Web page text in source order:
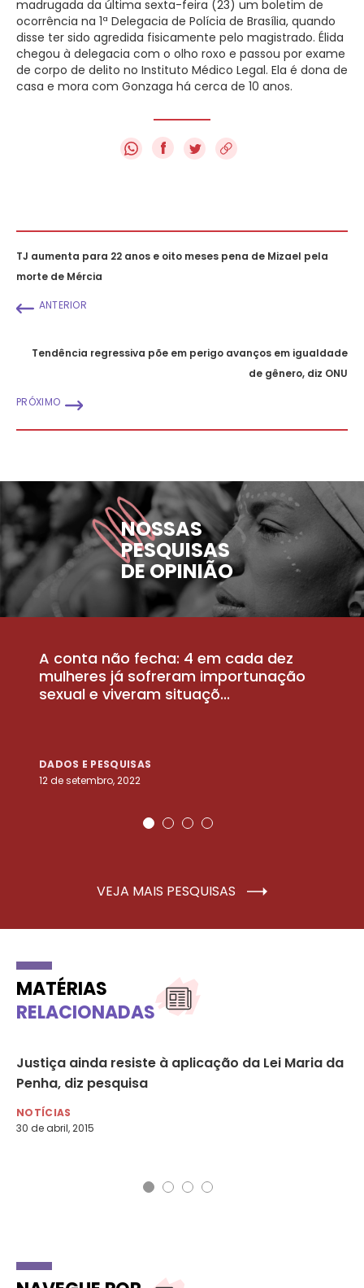
madrugada da última sexta-feira (23) um boletim de
ocorrência na 1ª Delegacia de Polícia de Brasília, quando
disse ter sido agredida fisicamente pelo magistrado. Élida
chegou à delegacia com o olho roxo e passou por exame
de corpo de delito no Instituto Médico Legal. Ela é dona de
casa e mora com Gonzaga há cerca de 10 anos.
f
TJ aumenta para 22 anos e oito meses pena de Mizael pela
morte de Mércia
ANTERIOR
Tendência regressiva põe em perigo avanços em igualdade
de gênero, diz ONU
PRÓXIMO
NOSSAS
PESQUISAS
DE OPINIÃO
A conta não fecha: 4 em cada dez
mulheres já sofreram importunação
sexual e viveram situaçõ...
DADOS E PESQUISAS
12 de setembro, 2022
VEJA MAIS PESQUISAS
MATÉRIAS
RELACIONADAS
Justiça ainda resiste à aplicação da Lei Maria da
Penha, diz pesquisa
NOTÍCIAS
30 de abril, 2015